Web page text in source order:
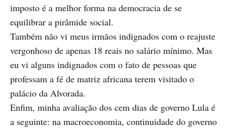
imposto é a melhor forma na democracia de se
equilibrar a pirâmide social.
Também não vi meus irmãos indignados com o reajuste
vergonhoso de apenas 18 reais no salário mínimo. Mas
eu vi alguns indignados com o fato de pessoas que
professam a fé de matriz africana terem visitado o
palácio da Alvorada.
Enfim, minha avaliação dos cem dias de governo Lula é
a seguinte: na macroeconomia, continuidade do governo